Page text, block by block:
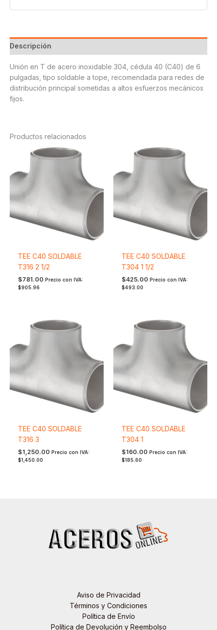
Descripción
Unión en T de acero inoxidable 304, cédula 40 (C40) de 6
pulgadas, tipo soldable a tope, recomendada para redes de
distribución principal sometidas a altos esfuerzos mecánicos
fijos.
Productos relacionados
TEE C40 SOLDABLE
T316 2 1/2
$781.00 Precio con IVA:
$905.96
TEE C40 SOLDABLE
T304 1 1/2
$425.00 Precio con IVA:
$493.00
TEE C40 SOLDABLE
T316 3
$1,250.00 Precio con IVA:
$1,450.00
TEE C40 SOLDABLE
T304 1
$160.00 Precio con IVA:
$185.60
Aviso de Privacidad
Términos y Condiciones
Política de Envío
Política de Devolución y Reembolso